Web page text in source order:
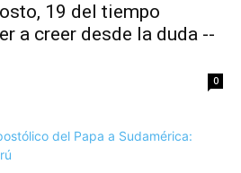
19 del tiempo
a creer desde la duda --
0